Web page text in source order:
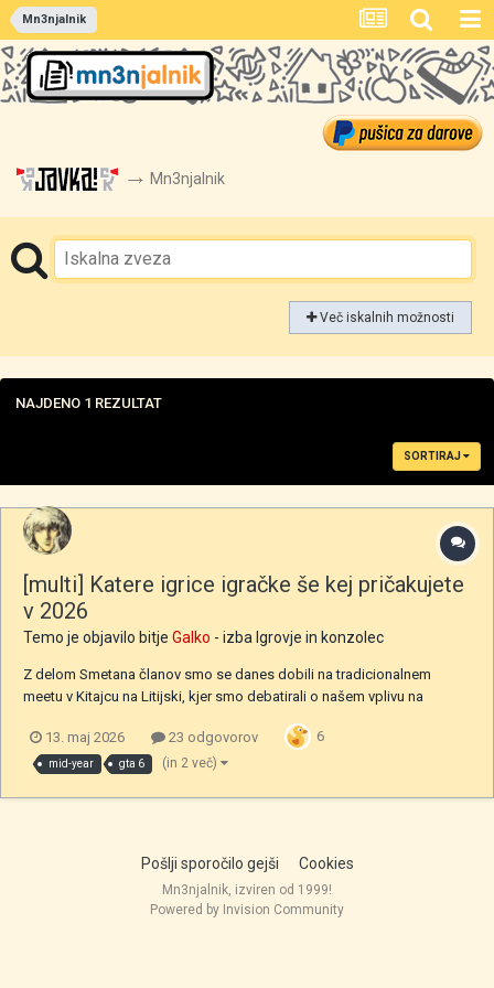
Mn3njalnik
Mn3njalnik
Več iskalnih možnosti
NAJDENO 1 REZULTAT
SORTIRAJ
[multi] Katere igrice igračke še kej pričakujete
v 2026
Temo je objavilo bitje Galko - izba Igrovje in konzolec
Z delom Smetana članov smo se danes dobili na tradicionalnem
meetu v Kitajcu na Litijski, kjer smo debatirali o našem vplivu na
Beseda je nanesla tudi na to, da v 2026 ni nekih ful upcomming
bangerjev razen GTA 6. Zdele pa mal gl...
13. maj 2026 23 odgovorov 6
mid-year gta 6 (in 2 več)
Pošlji sporočilo gejši Cookies
Mn3njalnik, izviren od 1999!
Powered by Invision Community